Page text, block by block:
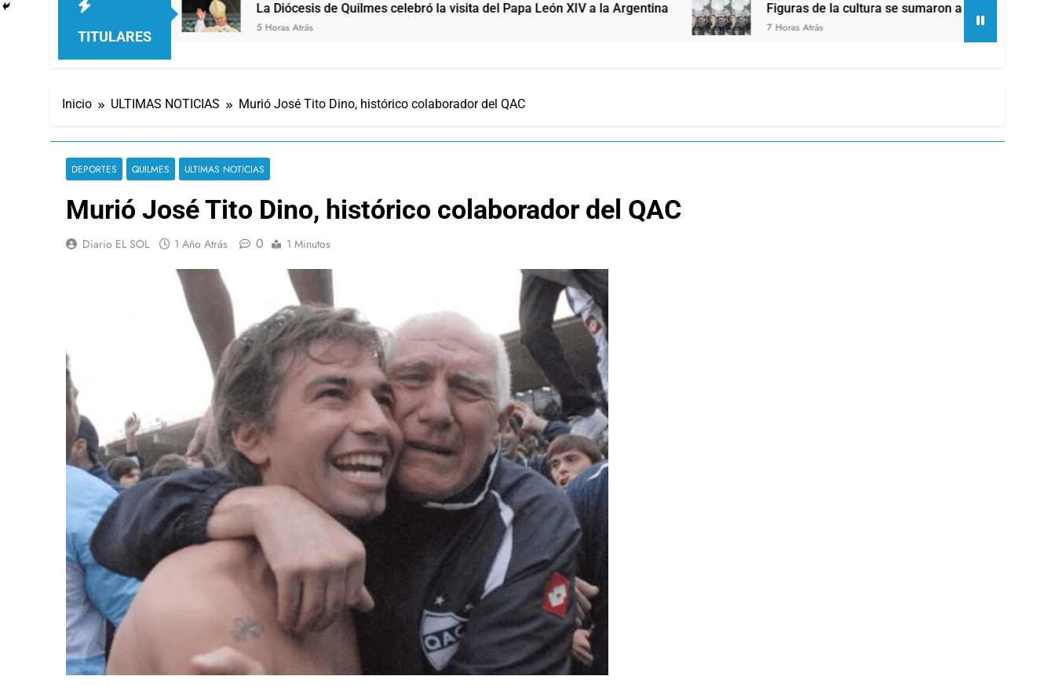
TITULARES
de Quilmes La Diócesis de Quilmes celebró la visita del Papa León XIV a la Argentina
5 Horas Atrás
Figuras de la cultura se sumaron a la marcha frente al
7 Horas Atrás
Inicio ULTIMAS NOTICIAS Murió José Tito Dino, histórico colaborador del QAC
DEPORTES QUILMES ULTIMAS NOTICIAS
Murió José Tito Dino, histórico colaborador del QAC
Diario EL SOL 1 Año Atrás 0 1 Minutos